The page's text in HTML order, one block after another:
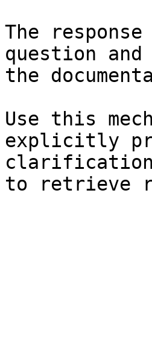
The
question
the
Use this
explicitly
clarification